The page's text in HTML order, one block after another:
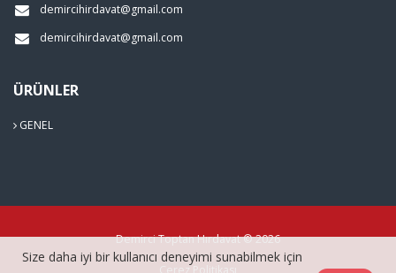
demircihirdavat@gmail.com
demircihirdavat@gmail.com
ÜRÜNLER
GENEL
Demirci Toptan Hırdavat © 2026
Çerez Politikası
Size daha iyi bir kullanıcı deneyimi sunabilmek için